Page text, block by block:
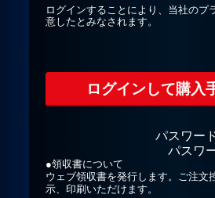
ログインすることにより、当社のプ
意したとみなされます。
パスワー
パスワ
●領収書について
ウェブ領収書を発行します。ご注文
示、印刷いただけます。